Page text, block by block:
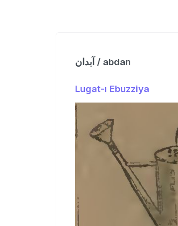
آبدان / abdan
Lugat-ı Ebuzziya